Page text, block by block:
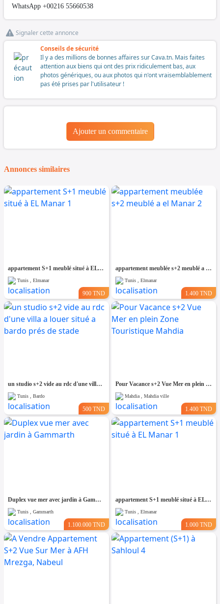
WhatsApp +00216 55660538
Signaler cette annonce
Conseils de sécurité
Il y a des millions de bonnes affaires sur Cava.tn. Mais faites
attention aux biens qui ont des prix ridiculement bas, aux
photos génériques, ou aux photos qui n'ont vraisemblablement
pas été prises par l'utilisateur !
Ajouter un commentaire
Annonces similaires
appartement S+1 meublé situé à EL Manar 1
Tunis , Elmanar
900 TND
appartement meublée s+2 meublé a el Manar 2
Tunis , Elmanar
1.400 TND
un studio s+2 vide au rdc d'une villa a louer situé a bardo prés de stade
Tunis , Bardo
500 TND
Pour Vacance s+2 Vue Mer en plein Zone Touristique Mahdia
Mahdia , Mahdia ville
1.400 TND
Duplex vue mer avec jardin à Gammarth
Tunis , Gammarth
1.100.000 TND
appartement S+1 meublé situé à EL Manar 1
Tunis , Elmanar
1.000 TND